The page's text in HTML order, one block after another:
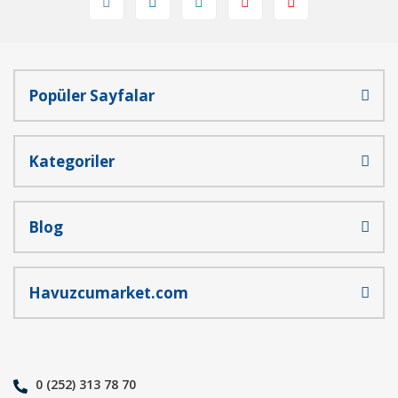
Popüler Sayfalar
Kategoriler
Blog
Havuzcumarket.com
0 (252) 313 78 70